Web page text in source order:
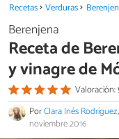
Recetas Verduras
Berenjena
Receta de
y vinagre de
Valoración:
PorClara Inés Rodríguez
noviembre 2016